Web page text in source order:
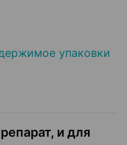
упаковки
и для